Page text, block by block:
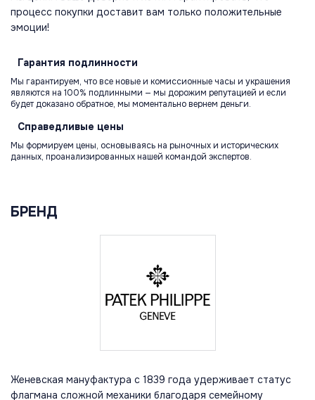
процесс покупки доставит вам только положительные
эмоции!
Гарантия подлинности
Мы гарантируем, что все новые и комиссионные часы и украшения
являются на 100% подлинными — мы дорожим репутацией и если
будет доказано обратное, мы моментально вернем деньги.
Справедливые цены
Мы формируем цены, основываясь на рыночных и исторических
данных, проанализированных нашей командой экспертов.
БРЕНД
Женевская мануфактура с 1839 года удерживает статус
флагмана сложной механики благодаря семейному